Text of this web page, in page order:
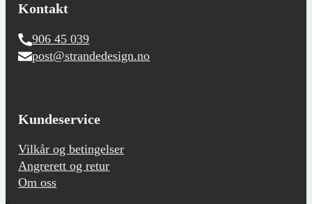
Kontakt
906 45 039
post@strandedesign.no
Kundeservice
Vilkår og betingelser
Angrerett og retur
Om oss